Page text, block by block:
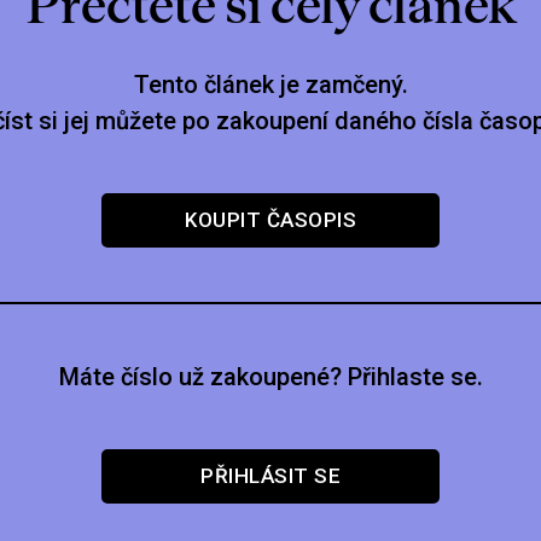
Tento článek je zamčený.
si jej můžete po zakoupení daného čísla
KOUPIT ČASOPIS
Máte číslo už zakoupené? Přihlaste se.
PŘIHLÁSIT SE